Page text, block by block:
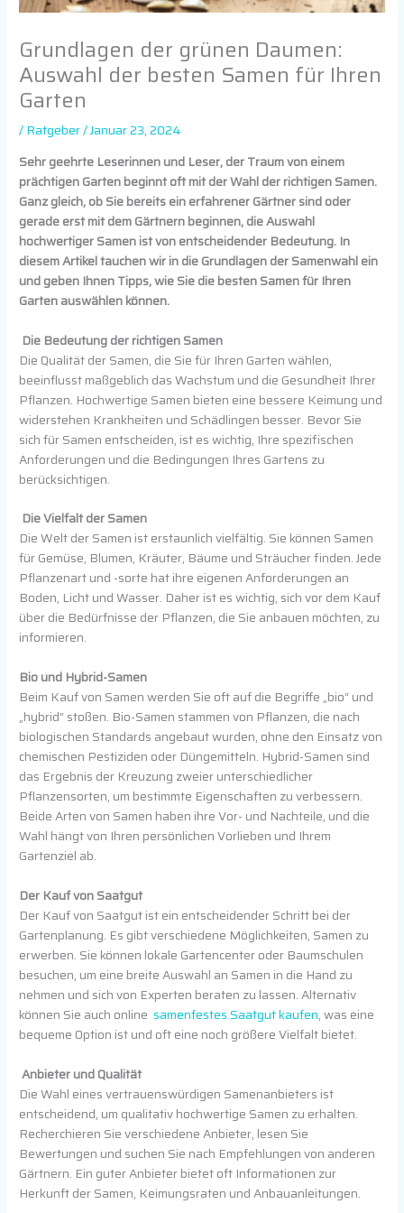
Grundlagen der grünen Daumen:
Auswahl der besten Samen für Ihren
Garten
/Ratgeber/Januar 23, 2024
Sehr geehrte Leserinnen und Leser, der Traum von einem
prächtigen Garten beginnt oft mit der Wahl der richtigen Samen.
Ganz gleich, ob Sie bereits ein erfahrener Gärtner sind oder
gerade erst mit dem Gärtnern beginnen, die Auswahl
hochwertiger Samen ist von entscheidender Bedeutung. In
diesem Artikel tauchen wir in die Grundlagen der Samenwahl ein
und geben Ihnen Tipps, wie Sie die besten Samen für Ihren
Garten auswählen können.
Die Bedeutung der richtigen Samen
Die Qualität der Samen, die Sie für Ihren Garten wählen,
beeinflusst maßgeblich das Wachstum und die Gesundheit Ihrer
Pflanzen. Hochwertige Samen bieten eine bessere Keimung und
widerstehen Krankheiten und Schädlingen besser. Bevor Sie
sich für Samen entscheiden, ist es wichtig, Ihre spezifischen
Anforderungen und die Bedingungen Ihres Gartens zu
berücksichtigen.
Die Vielfalt der Samen
Die Welt der Samen ist erstaunlich vielfältig. Sie können Samen
für Gemüse, Blumen, Kräuter, Bäume und Sträucher finden. Jede
Pflanzenart und -sorte hat ihre eigenen Anforderungen an
Boden, Licht und Wasser. Daher ist es wichtig, sich vor dem Kauf
über die Bedürfnisse der Pflanzen, die Sie anbauen möchten, zu
informieren.
Bio und Hybrid-Samen
Beim Kauf von Samen werden Sie oft auf die Begriffe „bio“ und
„hybrid“ stoßen. Bio-Samen stammen von Pflanzen, die nach
biologischen Standards angebaut wurden, ohne den Einsatz von
chemischen Pestiziden oder Düngemitteln. Hybrid-Samen sind
das Ergebnis der Kreuzung zweier unterschiedlicher
Pflanzensorten, um bestimmte Eigenschaften zu verbessern.
Beide Arten von Samen haben ihre Vor- und Nachteile, und die
Wahl hängt von Ihren persönlichen Vorlieben und Ihrem
Gartenziel ab.
Der Kauf von Saatgut
Der Kauf von Saatgut ist ein entscheidender Schritt bei der
Gartenplanung. Es gibt verschiedene Möglichkeiten, Samen zu
erwerben. Sie können lokale Gartencenter oder Baumschulen
besuchen, um eine breite Auswahl an Samen in die Hand zu
nehmen und sich von Experten beraten zu lassen. Alternativ
können Sie auch online samenfestes Saatgut kaufen, was eine
bequeme Option ist und oft eine noch größere Vielfalt bietet.
Anbieter und Qualität
Die Wahl eines vertrauenswürdigen Samenanbieters ist
entscheidend, um qualitativ hochwertige Samen zu erhalten.
Recherchieren Sie verschiedene Anbieter, lesen Sie
Bewertungen und suchen Sie nach Empfehlungen von anderen
Gärtnern. Ein guter Anbieter bietet oft Informationen zur
Herkunft der Samen, Keimungsraten und Anbauanleitungen.